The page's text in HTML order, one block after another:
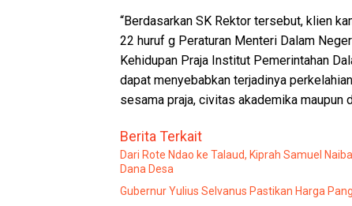
“Berdasarkan SK Rektor tersebut, klien
22 huruf g Peraturan Menteri Dalam
Kehidupan Praja Institut Pemerintahan
dapat menyebabkan terjadinya
sesama praja, civitas akademika maupun
Berita Terkait
Dari Rote Ndao ke Talaud, Kiprah Samuel
Dana Desa
Gubernur Yulius Selvanus Pastikan Harga